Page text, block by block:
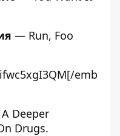
— Run, Foo
emb
Deeper
Drugs.